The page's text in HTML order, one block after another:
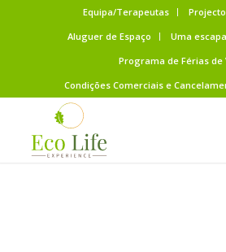
Equipa/Terapeutas Projecto
Aluguer de Espaço
Uma
Programa de Férias de
Condições Comerciais e